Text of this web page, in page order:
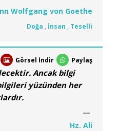
Wolfgang von Goethe
Doğa , İnsan , Teselli
Görsel İndir Paylaş
Ancak bilgi
yüzünden her
Hz. Ali